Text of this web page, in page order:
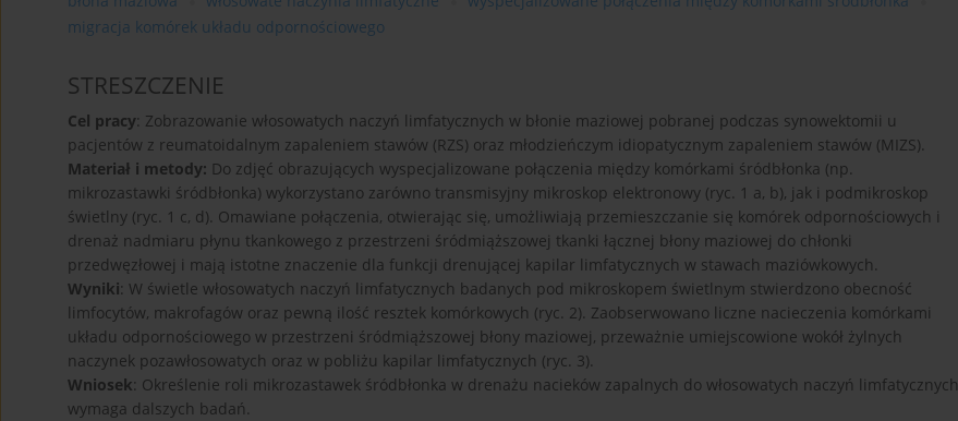
migracja komórek układu odpornościowego
STRESZCZENIE
Cel pracy: Zobrazowanie włosowatych naczyń limfatycznych w błonie maziowej pobranej podczas synowektomii u
pacjentów z reumatoidalnym zapaleniem stawów (RZS) oraz młodzieńczym idiopatycznym zapaleniem stawów (MIZS).
Materiał i metody: Do zdjęć obrazujących wyspecjalizowane połączenia między komórkami śródbłonka (np.
mikrozastawki śródbłonka) wykorzystano zarówno transmisyjny mikroskop elektronowy (ryc. 1 a, b), jak i podmikroskop
świetlny (ryc. 1 c, d). Omawiane połączenia, otwierając się, umożliwiają przemieszczanie się komórek odpornościowych i
drenaż nadmiaru płynu tkankowego z przestrzeni śródmiąższowej tkanki łącznej błony maziowej do chłonki
przedwęzłowej i mają istotne znaczenie dla funkcji drenującej kapilar limfatycznych w stawach maziówkowych.
Wyniki: W świetle włosowatych naczyń limfatycznych badanych pod mikroskopem świetlnym stwierdzono obecność
limfocytów, makrofagów oraz pewną ilość resztek komórkowych (ryc. 2). Zaobserwowano liczne nacieczenia komórkami
układu odpornościowego w przestrzeni śródmiąższowej błony maziowej, przeważnie umiejscowione wokół żylnych
naczynek pozawłosowatych oraz w pobliżu kapilar limfatycznych (ryc. 3).
Wniosek: Określenie roli mikrozastawek śródbłonka w drenażu nacieków zapalnych do włosowatych naczyń limfatycznych
wymaga dalszych badań.